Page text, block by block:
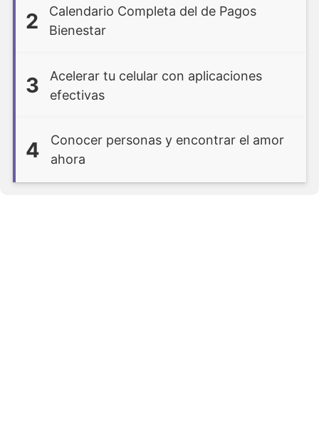
2
Calendario Completa del de Pagos
Bienestar
3
Acelerar tu celular con aplicaciones
efectivas
4
Conocer personas y encontrar el amor
ahora